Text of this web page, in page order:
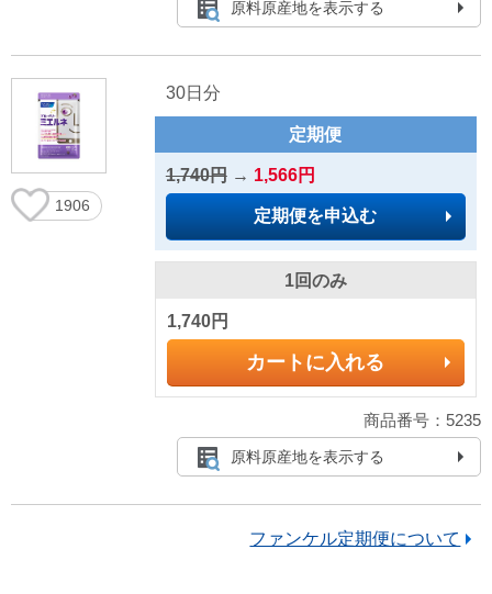
原料原産地を表示する
1906
30日分
定期便
1,740円→ 1,566円
定期便を申込む
1回のみ
1,740円
カートに入れる
商品番号：5235
原料原産地を表示する
ファンケル定期便について